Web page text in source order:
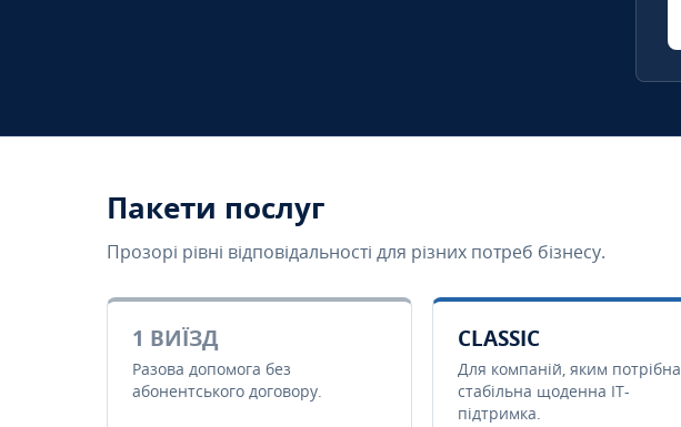
Пакети послуг
Прозорі рівні відповідальності для різних потреб бізнесу.
1 ВИЇЗД
Разова допомога без
абонентського договору.
CLASSIC
Для компаній, яким потрібна
стабільна щоденна IT-
підтримка.